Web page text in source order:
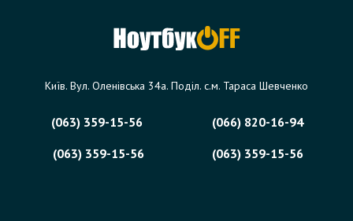
Київ. Вул. Оленівська 34а. Поділ. с.м. Тараса Шевченко
(063) 359-15-56
(066) 820-16-94
(063) 359-15-56
(063) 359-15-56